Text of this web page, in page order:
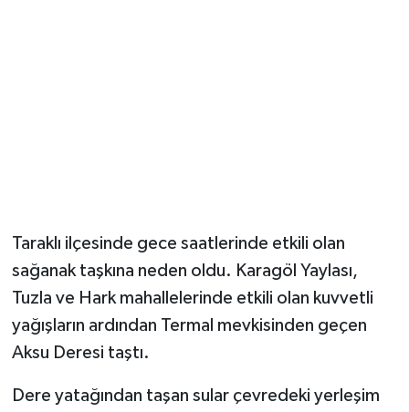
Taraklı ilçesinde gece saatlerinde etkili olan
sağanak taşkına neden oldu. Karagöl Yaylası,
Tuzla ve Hark mahallelerinde etkili olan kuvvetli
yağışların ardından Termal mevkisinden geçen
Aksu Deresi taştı.
Dere yatağından taşan sular çevredeki yerleşim